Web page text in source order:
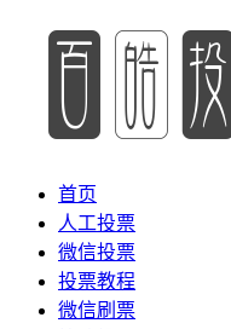
首页
人工投票
微信投票
投票教程
微信刷票